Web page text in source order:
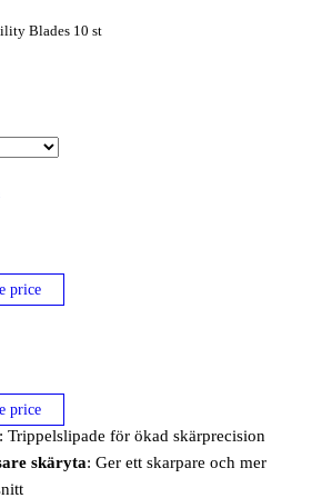
Blades 10 st
price
price
: Trippelslipade för ökad skärprecision
skäryta: Ger ett skarpare och mer